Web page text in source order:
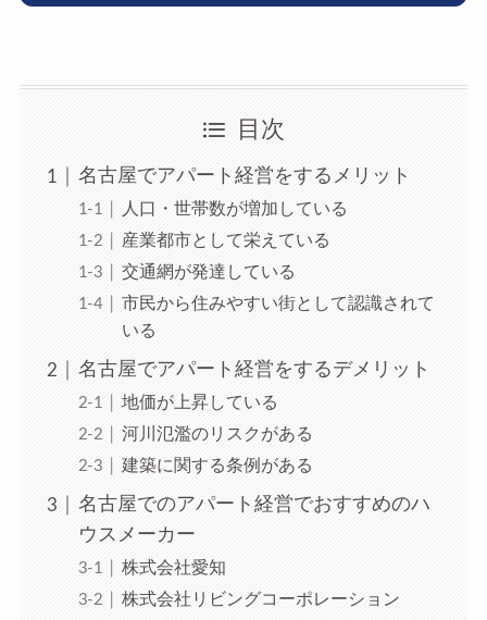
目次
名古屋でアパート経営をするメリット
人口・世帯数が増加している
産業都市として栄えている
交通網が発達している
市民から住みやすい街として認識されて
いる
名古屋でアパート経営をするデメリット
地価が上昇している
河川氾濫のリスクがある
建築に関する条例がある
名古屋でのアパート経営でおすすめのハ
ウスメーカー
株式会社愛知
株式会社リビングコーポレーション